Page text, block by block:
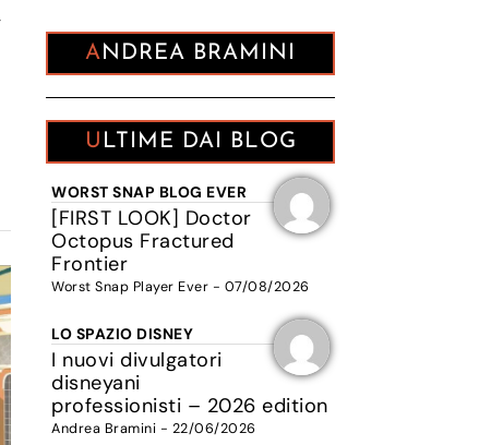
ANDREA BRAMINI
ULTIME DAI BLOG
WORST SNAP BLOG EVER
[FIRST LOOK] Doctor
Octopus Fractured
Frontier
Worst Snap Player Ever - 07/08/2026
LO SPAZIO DISNEY
I nuovi divulgatori
disneyani
professionisti – 2026 edition
Andrea Bramini - 22/06/2026